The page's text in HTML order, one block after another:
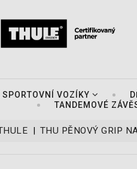
SPORTOVNÍ VOZÍKY
TANDEMOVÉ
THU PĚNOVÝ GRIP